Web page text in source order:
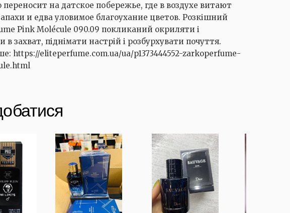
на датское побережье, где в воздухе витают
и едва уловимое благоухание цветов. Розкішний
Pink Molécule 090.09 покликаний окриляти і
в захват, піднімати настрій і розбурхувати почуття.
https://eliteperfume.com.ua/ua/p1373444552-zarkoperfume-